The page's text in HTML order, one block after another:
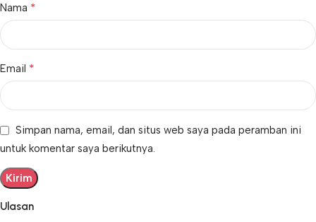
Ulasan
Nama *
Email *
Simpan nama, email, dan situs web saya pada peramban ini
untuk komentar saya berikutnya.